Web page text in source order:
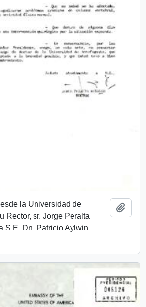
la Universidad de
Rector, sr. Jorge Peralta
S.E. Dn. Patricio Aylwin